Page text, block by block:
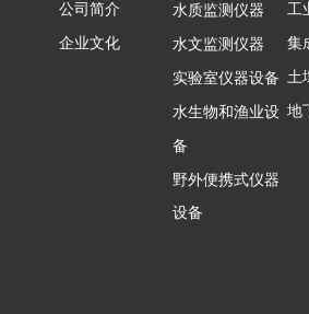
公司简介
企业文化
水质监测仪器
水文监测仪器
实验室仪器设备
水生物和渔业设
备
野外便携式仪器
设备
工
集
土
地